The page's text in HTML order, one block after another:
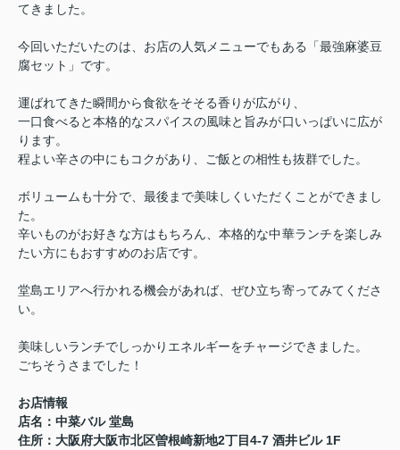
てきました。
今回いただいたのは、お店の人気メニューでもある「最強麻婆豆
腐セット」です。
運ばれてきた瞬間から食欲をそそる香りが広がり、
一口食べると本格的なスパイスの風味と旨みが口いっぱいに広が
ります。
程よい辛さの中にもコクがあり、ご飯との相性も抜群でした。
ボリュームも十分で、最後まで美味しくいただくことができまし
た。
辛いものがお好きな方はもちろん、本格的な中華ランチを楽しみ
たい方にもおすすめのお店です。
堂島エリアへ行かれる機会があれば、ぜひ立ち寄ってみてくださ
い。
美味しいランチでしっかりエネルギーをチャージできました。
ごちそうさまでした！
お店情報
店名：中菜バル 堂島
住所：大阪府大阪市北区曽根崎新地2丁目4-7 酒井ビル 1F